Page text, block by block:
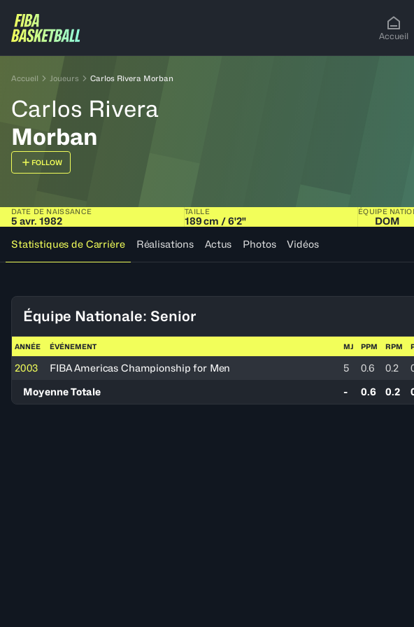
Accueil
Accueil Joueurs Carlos Rivera Morban
Carlos Rivera
Morban
FOLLOW
DATE DE NAISSANCE
5 avr. 1982
TAILLE
189 cm / 6'2"
ÉQUIPE
DOM
Statistiques de Carrière
Réalisations Actus Photos Vidéos
Équipe Nationale: Senior
ANNÉE ÉVÉNEMENT MJ PPM RPM
2003 FIBA Americas Championship for Men 5 0.6 0.2
Moyenne Totale
- 0.6 0.2